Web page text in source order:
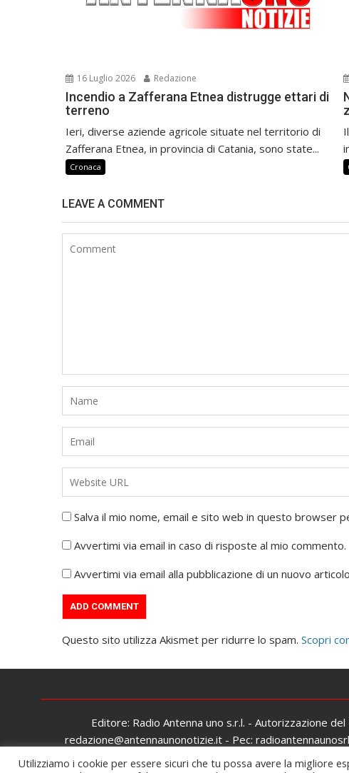
16 Luglio 2026 Redazione
Incendio a Zafferana Etnea distrugge ettari di
terreno
Ieri, diverse aziende agricole situate nel territorio di
Zafferana Etnea, in provincia di Catania, sono state...
Cronaca
LEAVE A COMMENT
Salva il mio nome, email e sito web in questo browser
Avvertimi via email in caso di risposte al mio commento.
Avvertimi via email alla pubblicazione di un nuovo
Questo sito utilizza Akismet per ridurre lo spam. Scopri
Editore: Radio Antenna uno s.r.l. - Autorizzazione
redazione@antennaunonotizie.it - Pec:
Utilizziamo i cookie per essere sicuri che tu possa avere la migliore